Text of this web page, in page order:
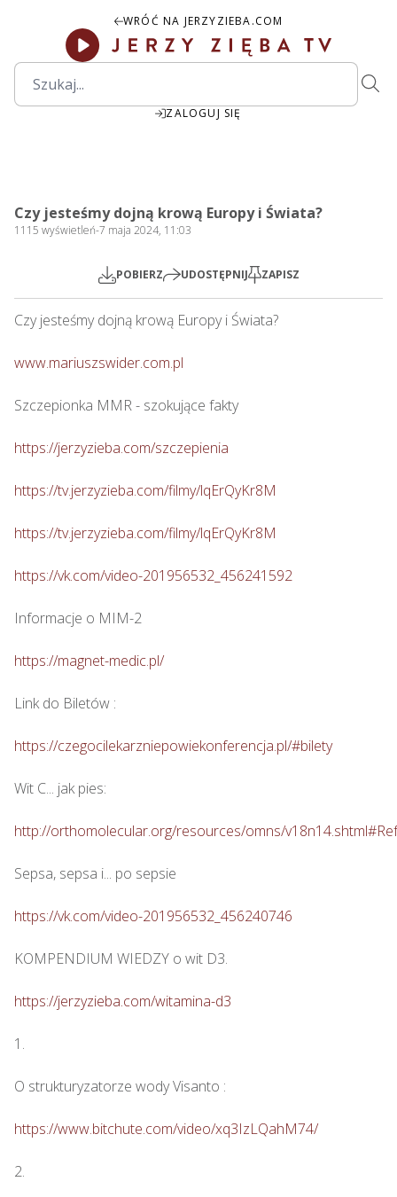
WRÓĆ NA JERZYZIEBA.COM
ZALOGUJ SIĘ
Play
Czy jesteśmy dojną krową Europy i Świata?
1115 wyświetleń-7 maja 2024, 11:03
POBIERZ UDOSTĘPNIJ ZAPISZ
Czy jesteśmy dojną krową Europy i Świata?
www.mariuszswider.com.pl
Szczepionka MMR - szokujące fakty
https://jerzyzieba.com/szczepienia
https://tv.jerzyzieba.com/filmy/lqErQyKr8M
https://tv.jerzyzieba.com/filmy/lqErQyKr8M
https://vk.com/video-201956532_456241592
Informacje o MIM-2
https://magnet-medic.pl/
Link do Biletów :
https://czegocilekarzniepowiekonferencja.pl/#bilety
Wit C... jak pies:
http://orthomolecular.org/resources/omns/
Sepsa, sepsa i... po sepsie
https://vk.com/video-201956532_456240746
KOMPENDIUM WIEDZY o wit D3.
https://jerzyzieba.com/witamina-d3
1.
O strukturyzatorze wody Visanto :
https://www.bitchute.com/video/xq3IzLQahM74/
2.